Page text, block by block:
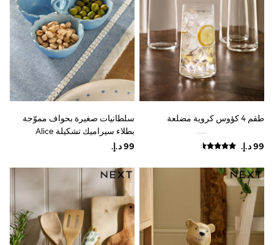
Trousers
Skirts
Shirts
Polo Shirts
Sweatshirts
Cardigans
Coats & Jackets
Underwear
Socks & Tights
All Girls Sports & Swimwear
Trainers & Pumps
Swimwear
Leggings
Shorts
Joggers
adidas
Nike
Shop All
Shoes
طقم 4 كؤوس كروية مضلعة
سلطانيات صغيرة بحواف مموّجة
بطلاء سيراميك تشكيلة Alice